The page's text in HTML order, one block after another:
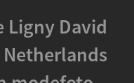
Ligny David
Netherlands